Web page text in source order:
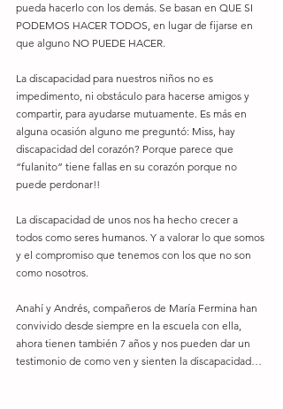
pueda hacerlo con los demás. Se basan en QUE SI
PODEMOS HACER TODOS, en lugar de fijarse en
que alguno NO PUEDE HACER.
La discapacidad para nuestros niños no es
impedimento, ni obstáculo para hacerse amigos y
compartir, para ayudarse mutuamente. Es más en
alguna ocasión alguno me preguntó: Miss, hay
discapacidad del corazón? Porque parece que
“fulanito” tiene fallas en su corazón porque no
puede perdonar!!
La discapacidad de unos nos ha hecho crecer a
todos como seres humanos. Y a valorar lo que somos
y el compromiso que tenemos con los que no son
como nosotros.
Anahí y Andrés, compañeros de María Fermina han
convivido desde siempre en la escuela con ella,
ahora tienen también 7 años y nos pueden dar un
testimonio de como ven y sienten la discapacidad…